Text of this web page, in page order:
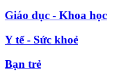
Giáo dục - Khoa học
Y tế - Sức khoẻ
Bạn trẻ